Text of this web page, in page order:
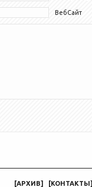
ВебСайт
[АРХИВ] [КОНТАКТЫ]